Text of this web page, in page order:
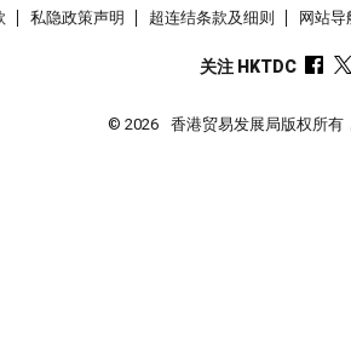
私隐政策声明 超连结条款及细则 网站导
关注 HKTDC
© 2026 香港贸易发展局版权所有